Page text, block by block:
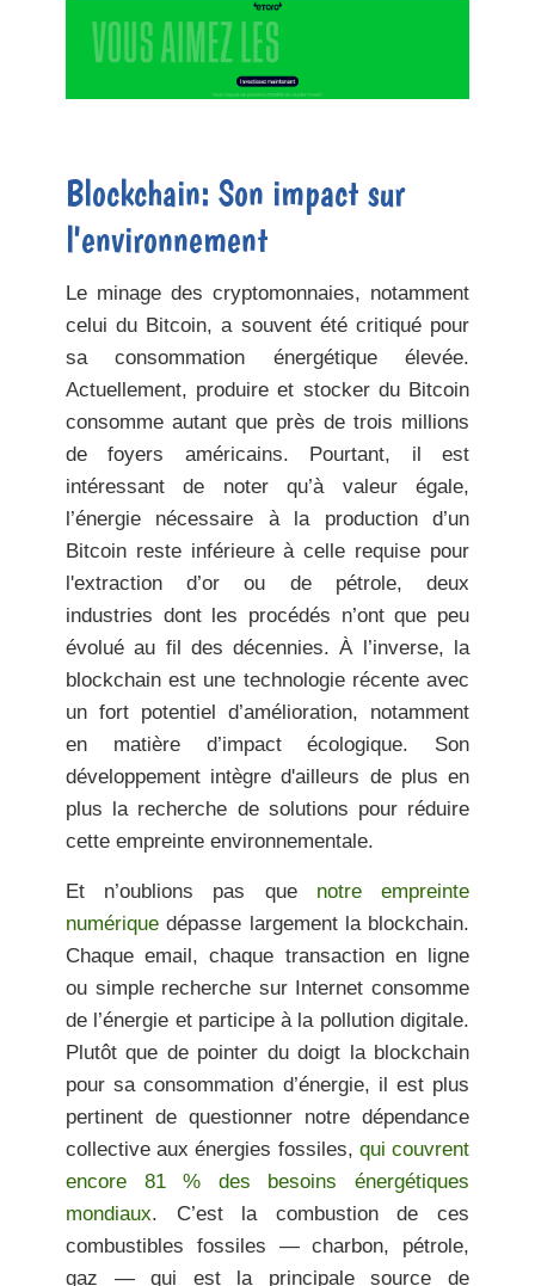
Blockchain: Son impact sur
l'environnement
Le minage des cryptomonnaies, notamment
celui du Bitcoin, a souvent été critiqué pour
sa consommation énergétique élevée.
Actuellement, produire et stocker du Bitcoin
consomme autant que près de trois millions
de foyers américains. Pourtant, il est
intéressant de noter qu’à valeur égale,
l’énergie nécessaire à la production d’un
Bitcoin reste inférieure à celle requise pour
l'extraction d’or ou de pétrole, deux
industries dont les procédés n’ont que peu
évolué au fil des décennies. À l’inverse, la
blockchain est une technologie récente avec
un fort potentiel d’amélioration, notamment
en matière d’impact écologique. Son
développement intègre d'ailleurs de plus en
plus la recherche de solutions pour réduire
cette empreinte environnementale.
Et n’oublions pas que notre empreinte
numérique dépasse largement la blockchain.
Chaque email, chaque transaction en ligne
ou simple recherche sur Internet consomme
de l’énergie et participe à la pollution digitale.
Plutôt que de pointer du doigt la blockchain
pour sa consommation d’énergie, il est plus
pertinent de questionner notre dépendance
collective aux énergies fossiles, qui couvrent
encore 81 % des besoins énergétiques
mondiaux. C’est la combustion de ces
combustibles fossiles — charbon, pétrole,
gaz — qui est la principale source de